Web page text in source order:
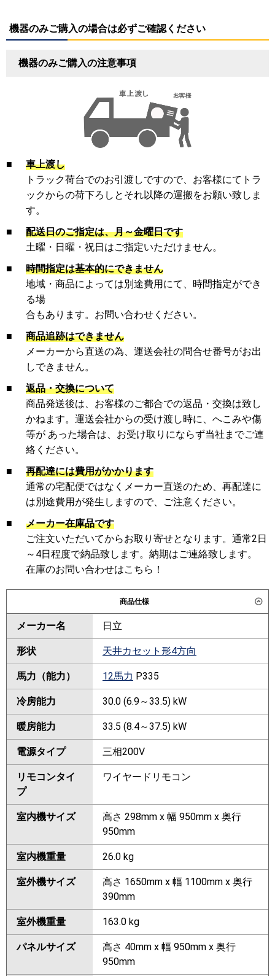
機器のみご購入の場合は必ずご確認ください
機器のみご購入の注意事項
■
車上渡し
トラック荷台でのお引渡しですので、お客様にてトラ
ックからの荷下ろしとそれ以降の運搬をお願い致しま
す。
■
配送日のご指定は、月～金曜日です
土曜・日曜・祝日はご指定いただけません。
■
時間指定は基本的にできません
地域・商品によっては別途費用にて、時間指定ができ
る場
合もあります。お問い合わせください。
■
商品追跡はできません
メーカーから直送の為、運送会社の問合せ番号がお出
しできません。
■
返品・交換について
商品発送後は、お客様のご都合での返品・交換は致し
かねます。運送会社からの受け渡し時に、へこみや傷
等が あった場合は、お受け取りにならず当社までご連
絡ください。
■
再配達には費用がかかります
通常の宅配便ではなくメーカー直送のため、再配達に
は別途費用が発生しますので、ご注意ください。
■
メーカー在庫品です
ご注文いただいてからお取り寄せとなります。通常2日
～4日程度で納品致します。納期はご連絡致します。
在庫のお問い合わせはこちら！
商品仕様
メーカー名 日立
形状 天井カセット形4方向
馬力（能力） 12馬力 P335
冷房能力 30.0 (6.9～33.5) kW
暖房能力 33.5 (8.4～37.5) kW
電源タイプ 三相200V
リモコンタイ
プ
ワイヤードリモコン
室内機サイズ
高さ 298mm x 幅 950mm x 奥行
950mm
室内機重量 26.0 kg
室外機サイズ
高さ 1650mm x 幅 1100mm x 奥行
390mm
室外機重量 163.0 kg
パネルサイズ
高さ 40mm x 幅 950mm x 奥行
950mm